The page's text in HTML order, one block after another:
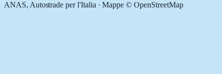
ANAS, Autostrade per l'Italia · Mappe © OpenStreetMap